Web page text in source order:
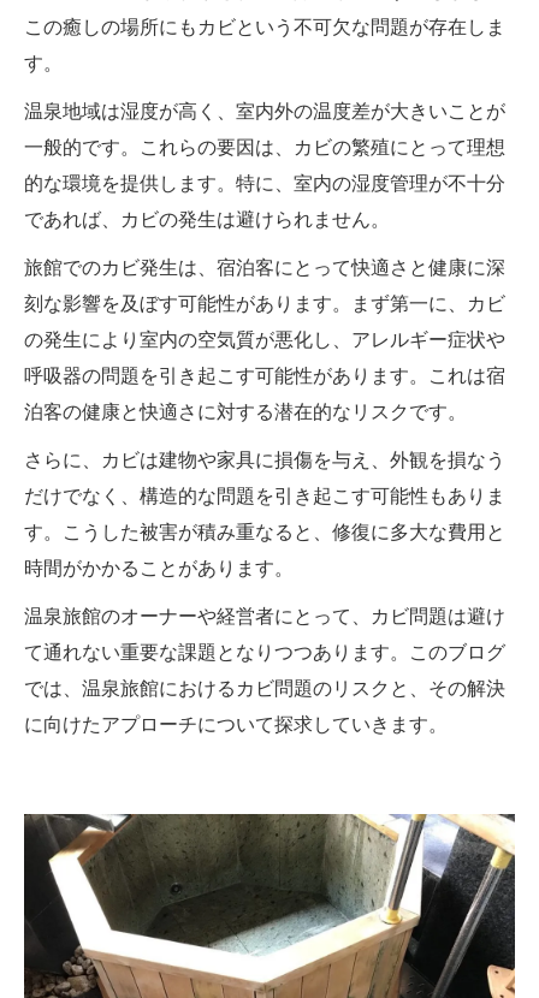
この癒しの場所にもカビという不可欠な問題が存在しま
す。
温泉地域は湿度が高く、室内外の温度差が大きいことが
一般的です。これらの要因は、カビの繁殖にとって理想
的な環境を提供します。特に、室内の湿度管理が不十分
であれば、カビの発生は避けられません。
旅館でのカビ発生は、宿泊客にとって快適さと健康に深
刻な影響を及ぼす可能性があります。まず第一に、カビ
の発生により室内の空気質が悪化し、アレルギー症状や
呼吸器の問題を引き起こす可能性があります。これは宿
泊客の健康と快適さに対する潜在的なリスクです。
さらに、カビは建物や家具に損傷を与え、外観を損なう
だけでなく、構造的な問題を引き起こす可能性もありま
す。こうした被害が積み重なると、修復に多大な費用と
時間がかかることがあります。
温泉旅館のオーナーや経営者にとって、カビ問題は避け
て通れない重要な課題となりつつあります。このブログ
では、温泉旅館におけるカビ問題のリスクと、その解決
に向けたアプローチについて探求していきます。